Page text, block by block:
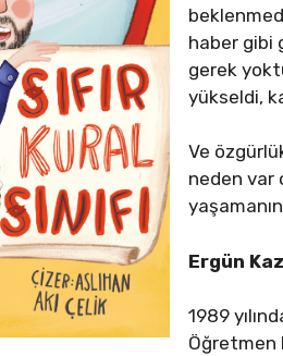
haber gibi
gerek
yükseldi,
Ve
neden var
Ergün
1989
Öğretmen